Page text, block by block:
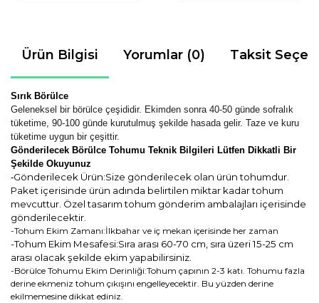
Ürün Bilgisi Yorumlar (0) Taksit
Sırık Börülce
Geleneksel bir börülce çeşididir. Ekimden sonra 40-50 günde sofralık
tüketime, 90-100 günde kurutulmuş şekilde hasada gelir. Taze ve kuru
tüketime uygun bir çeşittir.
Gönderilecek Börülce Tohumu Teknik Bilgileri Lütfen Dikkatli Bir
Şekilde Okuyunuz
-Gönderilecek Ürün:Size gönderilecek olan ürün tohumdur.
Paket içerisinde ürün adında belirtilen miktar kadar tohum
mevcuttur. Özel tasarım tohum gönderim ambalajları içerisinde
gönderilecektir.
-Tohum Ekim Zamanı:İlkbahar ve iç mekan içerisinde her zaman
-Tohum Ekim Mesafesi:Sıra arası 60-70 cm, sıra üzeri 15-25 cm
arası olacak şekilde ekim yapabilirsiniz.
-Börülce Tohumu Ekim Derinliği:Tohum çapının 2-3 katı. Tohumu fazla
derine ekmeniz tohum çıkışını engelleyecektir. Bu yüzden derine
ekilmemesine dikkat ediniz.